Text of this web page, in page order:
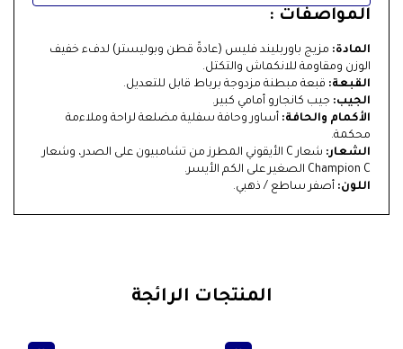
المواصفات :
المادة: مزيج باوربليند فليس (عادةً قطن وبوليستر) لدفء خفيف
الوزن ومقاومة للانكماش والتكتل.
القبعة: قبعة مبطنة مزدوجة برباط قابل للتعديل.
الجيب: جيب كانجارو أمامي كبير.
الأكمام والحافة: أساور وحافة سفلية مضلعة لراحة وملاءمة
محكمة.
الشعار:
شعار C الأيقوني المطرز من تشامبيون على الصدر، وشعار
Champion C الصغير على الكم الأيسر.
اللون: أصفر ساطع / ذهبي.
المنتجات الرائجة